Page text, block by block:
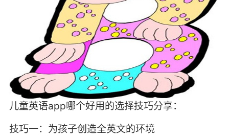
儿童英语app哪个好用的选择技巧分享：
技巧一：为孩子创造全英文的环境